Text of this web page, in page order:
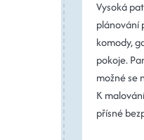
Vysoká
plánování
komody,
pokoje.
možné se
K
přísné